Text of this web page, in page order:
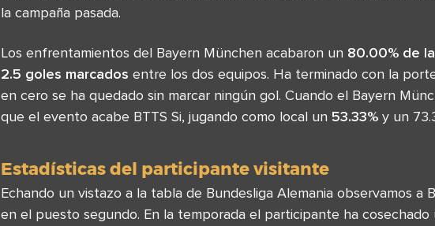
la campaña pasada.
Los enfrentamientos del Bayern München acabaron un 80.00% de
2.5 goles marcados entre los dos equipos. Ha terminado con la
en cero se ha quedado sin marcar ningún gol. Cuando el Bayern
que el evento acabe BTTS Si, jugando como local un 53.33% y un
Estadísticas del participante visitante
Echando un vistazo a la tabla de Bundesliga Alemania observamos
en el puesto segundo. En la temporada el participante ha